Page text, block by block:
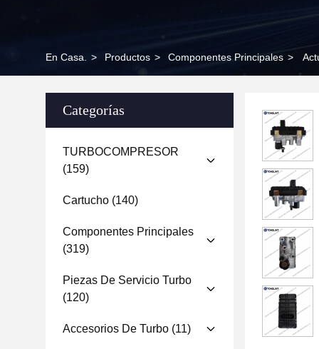
En Casa. > Productos > Componentes Principales >
Categorías
TURBOCOMPRESOR
(159)
Cartucho (140)
Componentes Principales
(319)
Piezas De Servicio Turbo
(120)
Accesorios De Turbo (11)